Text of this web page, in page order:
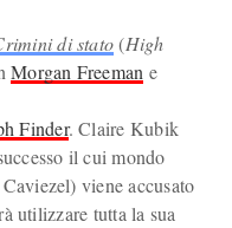
di stato(High
Morgan Freeman e
Finder. Claire Kubik
il cui mondo
viene accusato
utilizzare tutta la sua